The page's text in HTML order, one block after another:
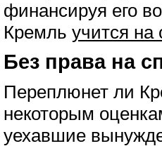
финансируя его
Кремль учится
Без права на
Переплюнет ли
некоторым
уехавшие